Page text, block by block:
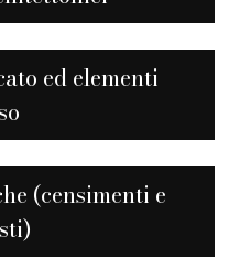
ed elementi
(censimenti e